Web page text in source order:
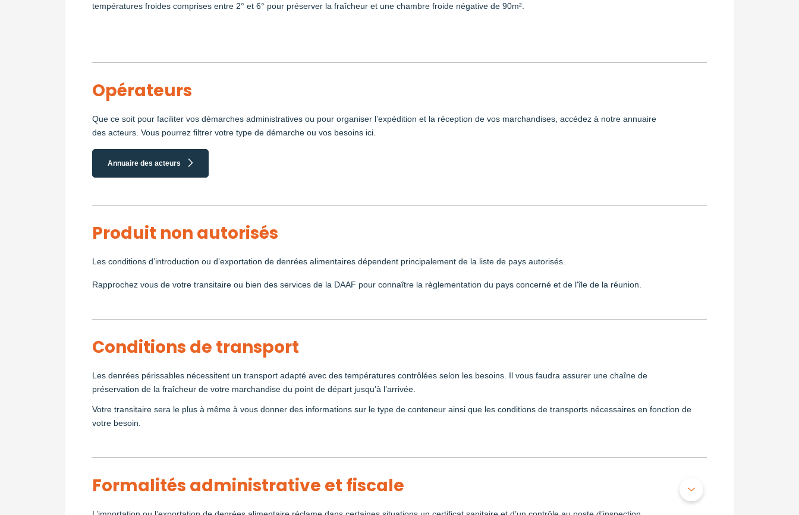
températures froides comprises entre 2° et 6° pour préserver la fraîcheur et une chambre froide négative de 90m².
Opérateurs
Que ce soit pour faciliter vos démarches administratives ou pour organiser l’expédition et la réception de vos marchandises, accédez à notre annuaire
des acteurs. Vous pourrez filtrer votre type de démarche ou vos besoins ici.
Annuaire des acteurs
Produit non autorisés
Les conditions d’introduction ou d’exportation de denrées alimentaires dépendent principalement de la liste de pays autorisés.
Rapprochez vous de votre transitaire ou bien des services de la DAAF pour connaître la règlementation du pays concerné et de l'île de la réunion.
Conditions de transport
Les denrées périssables nécessitent un transport adapté avec des températures contrôlées selon les besoins. Il vous faudra assurer une chaîne de
préservation de la fraîcheur de votre marchandise du point de départ jusqu’à l’arrivée.
Votre transitaire sera le plus à même à vous donner des informations sur le type de conteneur ainsi que les conditions de transports nécessaires en fonction de
votre besoin.
Formalités administrative et fiscale